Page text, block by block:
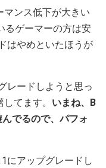
マンス低下が大きい
るゲーマーの方は安
はやめといたほうが
レードしようと思っ
てます。 いまね、B
でるので、パフォ
にアップグレードし